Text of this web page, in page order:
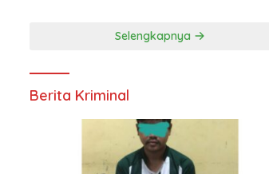
Selengkapnya
Berita Kriminal